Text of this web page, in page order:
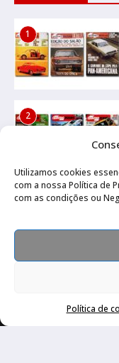
Utilizamos cookies
com a nossa Política de
com as condições ou
Política de
1
2
3